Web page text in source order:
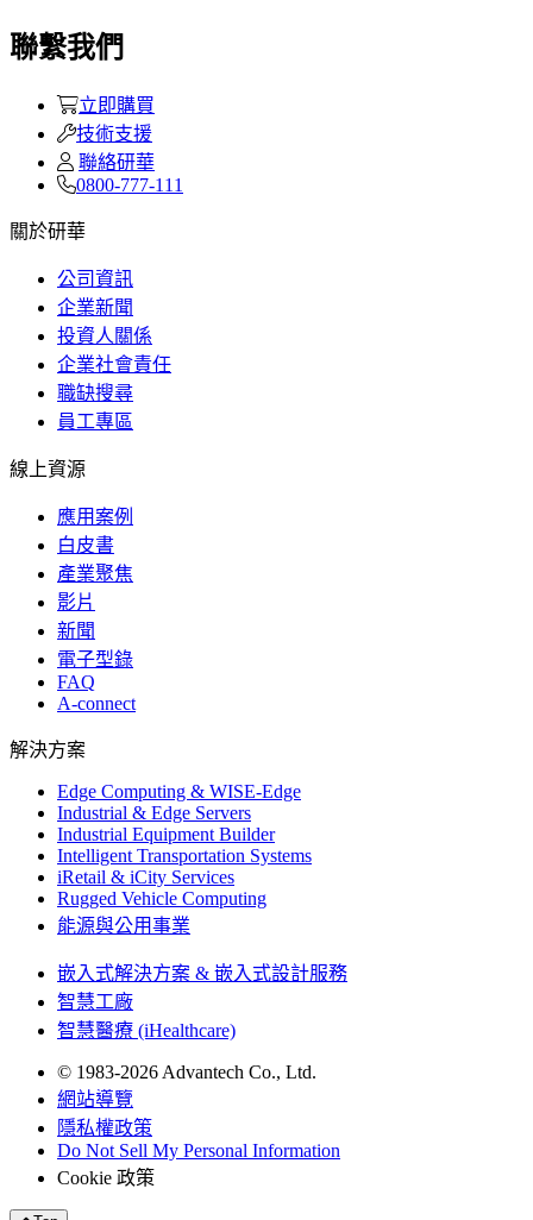
聯繫我們
立即購買
技術支援
聯絡研華
0800-777-111
關於研華
公司資訊
企業新聞
投資人關係
企業社會責任
職缺搜尋
員工專區
線上資源
應用案例
白皮書
產業聚焦
影片
新聞
電子型錄
FAQ
A-connect
解決方案
Edge Computing & WISE-Edge
Industrial & Edge Servers
Industrial Equipment Builder
Intelligent Transportation Systems
iRetail & iCity Services
Rugged Vehicle Computing
能源與公用事業
嵌入式解決方案 & 嵌入式設計服務
智慧工廠
智慧醫療 (iHealthcare)
© 1983-2026 Advantech Co., Ltd.
網站導覽
隱私權政策
Do Not Sell My Personal Information
Cookie 政策